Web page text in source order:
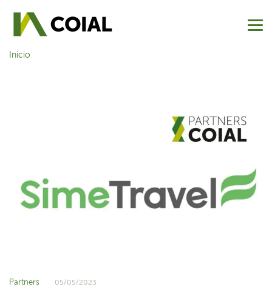
Inicio
Partners 05/05/2023